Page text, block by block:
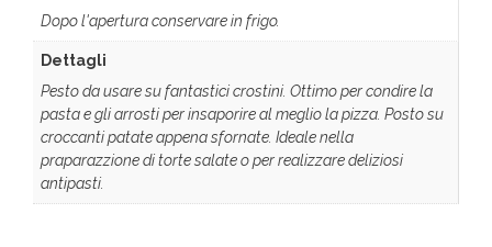
Dopo l'apertura conservare in frigo.
Dettagli
Pesto da usare su fantastici crostini. Ottimo per condire la
pasta e gli arrosti per insaporire al meglio la pizza. Posto su
croccanti patate appena sfornate. Ideale nella
praparazzione di torte salate o per realizzare deliziosi
antipasti.